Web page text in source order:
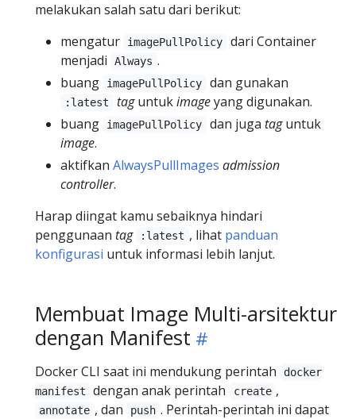
melakukan salah satu dari berikut:
mengatur
imagePullPolicy
dari Container
menjadi
Always .
buang
imagePullPolicy dan gunakan
:latest taguntukimageyang digunakan.
buang
imagePullPolicy dan juga taguntuk
image.
aktifkan AlwaysPullImages admission
controller.
Harap diingat kamu sebaiknya hindari
penggunaan tag :latest , lihat panduan
konfigurasi untuk informasi lebih lanjut.
Membuat Image Multi-arsitektur
dengan Manifest
Docker CLI saat ini mendukung perintah
docker
manifest
dengan anak perintah create ,
annotate , dan push . Perintah-perintah ini dapat